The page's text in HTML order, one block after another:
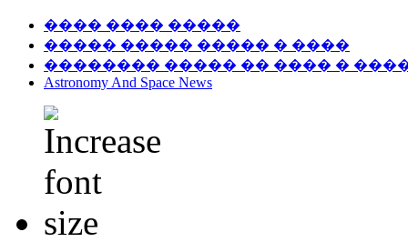
���� ���� �����
����� ����� ����� � ����
�������� ����� �� ���� �
Astronomy And Space News